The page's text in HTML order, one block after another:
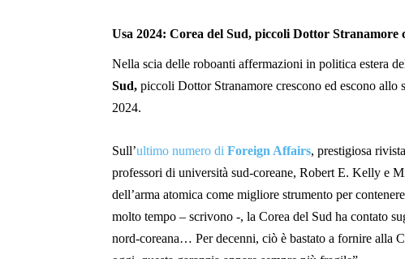
Usa 2024: Corea del Sud, piccoli Dottor Stranamore
Nella scia delle roboanti affermazioni in politica estera
Sud, piccoli Dottor Stranamore crescono ed escono allo
2024.
Sull’ultimo numero di Foreign Affairs, prestigiosa
professori di università sud-coreane, Robert E. Kelly e
dell’arma atomica come migliore strumento per
molto tempo – scrivono -, la Corea del Sud ha contato
nord-coreana… Per decenni, ciò è bastato a fornire alla